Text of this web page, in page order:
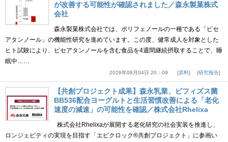
が改善する可能性が確認されました／森永製菓株式
会社
森永製菓株式会社では、ポリフェノールの一種である「ピセ
アタンノール」の機能性研究を進めています。この度、健常成人を対象とした
ヒト試験により、ピセアタンノールを含む食品を4週間継続摂取することで、睡
眠中……
2026年08月04日 20：09 原料 研究報告
【共創プロジェクト成果】森永乳業、ビフィズス菌
BB536配合ヨーグルトと生活習慣改善による「老化
速度の減速」の可能性を確認／株式会社Rhelixa
株式会社Rhelixaが展開する老化研究の社会実装を推進し、
ロンジェビティの実現を目指す「エピクロック®共創プロジェクト」に参画い